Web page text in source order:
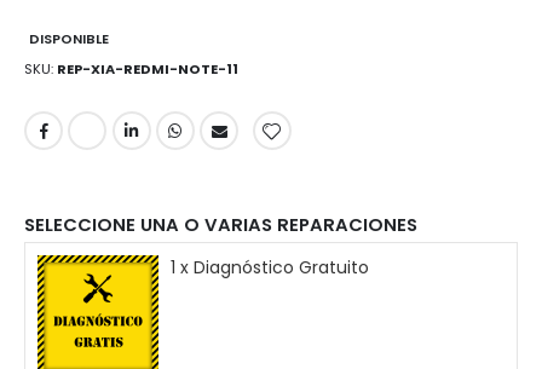
DISPONIBLE
SKU REP-XIA-REDMI-NOTE-11
SELECCIONE UNA O VARIAS REPARACIONES
1 x Diagnóstico Gratuito